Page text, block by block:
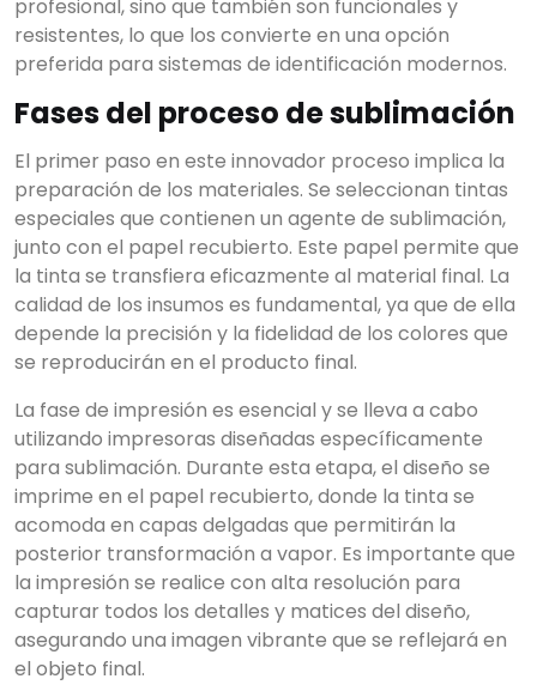
profesional, sino que también son funcionales y
resistentes, lo que los convierte en una opción
preferida para sistemas de identificación modernos.
Fases del proceso de sublimación
El primer paso en este innovador proceso implica la
preparación de los materiales. Se seleccionan tintas
especiales que contienen un agente de sublimación,
junto con el papel recubierto. Este papel permite que
la tinta se transfiera eficazmente al material final. La
calidad de los insumos es fundamental, ya que de ella
depende la precisión y la fidelidad de los colores que
se reproducirán en el producto final.
La fase de impresión es esencial y se lleva a cabo
utilizando impresoras diseñadas específicamente
para sublimación. Durante esta etapa, el diseño se
imprime en el papel recubierto, donde la tinta se
acomoda en capas delgadas que permitirán la
posterior transformación a vapor. Es importante que
la impresión se realice con alta resolución para
capturar todos los detalles y matices del diseño,
asegurando una imagen vibrante que se reflejará en
el objeto final.